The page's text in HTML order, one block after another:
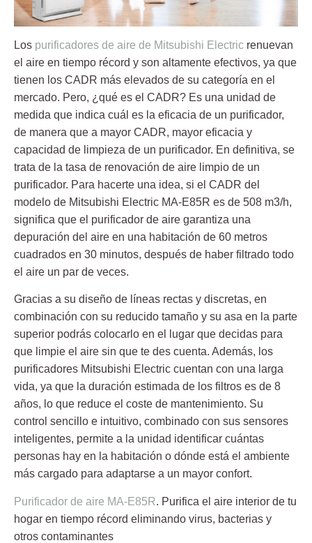
Los purificadores de aire de Mitsubishi Electric renuevan
el aire en tiempo récord y son altamente efectivos, ya que
tienen los CADR más elevados de su categoría en el
mercado. Pero, ¿qué es el CADR? Es una unidad de
medida que indica cuál es la eficacia de un purificador,
de manera que a mayor CADR, mayor eficacia y
capacidad de limpieza de un purificador. En definitiva, se
trata de la tasa de renovación de aire limpio de un
purificador. Para hacerte una idea, si el CADR del
modelo de Mitsubishi Electric MA-E85R es de 508 m3/h,
significa que el purificador de aire garantiza una
depuración del aire en una habitación de 60 metros
cuadrados en 30 minutos, después de haber filtrado todo
el aire un par de veces.
Gracias a su diseño de líneas rectas y discretas, en
combinación con su reducido tamaño y su asa en la parte
superior podrás colocarlo en el lugar que decidas para
que limpie el aire sin que te des cuenta. Además, los
purificadores Mitsubishi Electric cuentan con una larga
vida, ya que la duración estimada de los filtros es de 8
años, lo que reduce el coste de mantenimiento. Su
control sencillo e intuitivo, combinado con sus sensores
inteligentes, permite a la unidad identificar cuántas
personas hay en la habitación o dónde está el ambiente
más cargado para adaptarse a un mayor confort.
Purificador de aire MA-E85R. Purifica el aire interior de tu
hogar en tiempo récord eliminando virus, bacterias y
otros contaminantes